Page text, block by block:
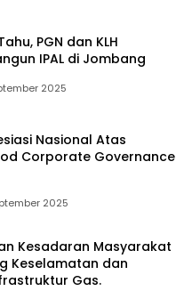
PGN dan KLH
IPAL di Jombang
2025
Nasional Atas
Corporate Governance
2025
Kesadaran Masyarakat
Keselamatan dan
Gas.